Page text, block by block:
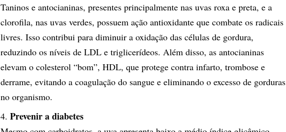
Taninos e antocianinas, presentes principalmente nas uvas roxa e preta, e a
clorofila, nas uvas verdes, possuem ação antioxidante que combate os radicais
livres. Isso contribui para diminuir a oxidação das células de gordura,
reduzindo os níveis de LDL e triglicerídeos. Além disso, as antocianinas
elevam o colesterol “bom”, HDL, que protege contra infarto, trombose e
derrame, evitando a coagulação do sangue e eliminando o excesso de gorduras
no organismo.
Prevenir a diabetes